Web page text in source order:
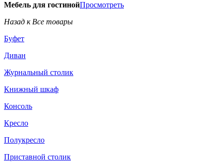
Мебель для гостинойПросмотреть
Назад к Все товары
Буфет
Диван
Журнальный столик
Книжный шкаф
Консоль
Кресло
Полукресло
Приставной столик